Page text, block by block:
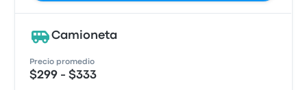
Camioneta
Precio promedio
$299 - $333